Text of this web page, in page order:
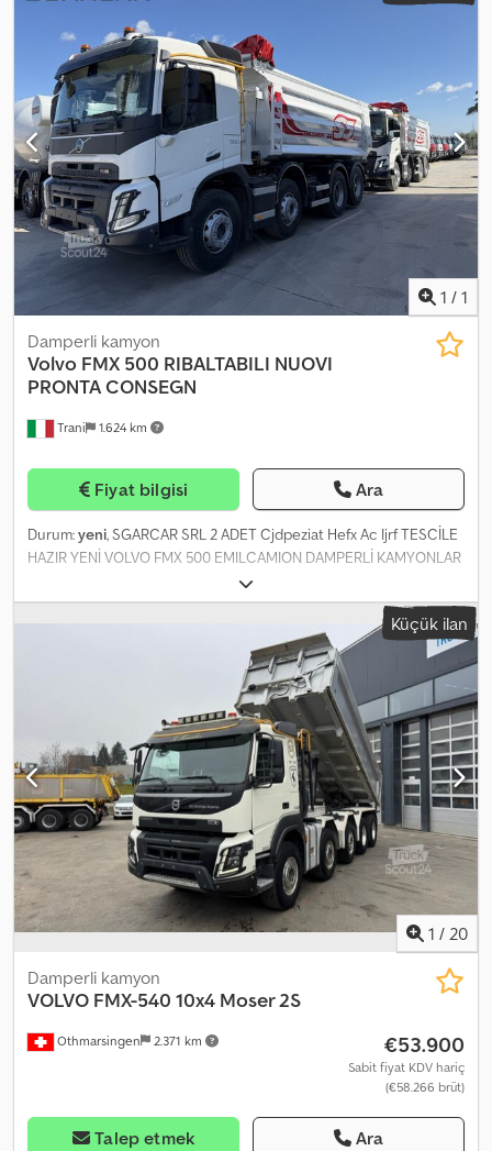
1 / 1
Trani 1.624 km
Damperli kamyon
Volvo FMX 500 RIBALTABILI NUOVI
PRONTA CONSEGN
Fiyat bilgisi Ara
Durum:yeni, SGARCAR SRL 2 ADET Cjdpeziat Hefx Ac Ijrf TESCİLE
HAZIR YENİ VOLVO FMX 500 EMILCAMION DAMPERLİ KAMYONLAR
Küçük ilan
1 / 20
Othmarsingen 2.371 km
Damperli kamyon
VOLVO FMX-540 10x4 Moser 2S
€53.900
Sabit fiyat KDV hariç
(€58.266 brüt)
Talep etmek Ara